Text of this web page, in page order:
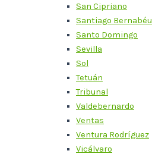
San Cipriano
Santiago Bernabéu
Santo Domingo
Sevilla
Sol
Tetuán
Tribunal
Valdebernardo
Ventas
Ventura Rodríguez
Vicálvaro